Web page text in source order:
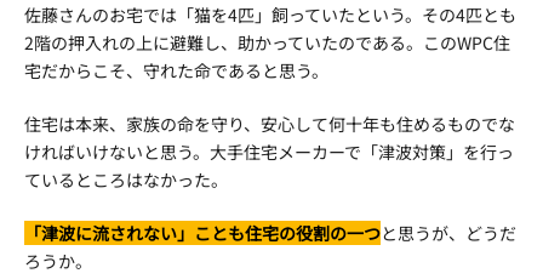
佐藤さんのお宅では「猫を4匹」飼っていたという。その4匹とも
2階の押入れの上に避難し、助かっていたのである。このWPC住
宅だからこそ、守れた命であると思う。
住宅は本来、家族の命を守り、安心して何十年も住めるものでな
ければいけないと思う。大手住宅メーカーで「津波対策」を行っ
ているところはなかった。
「津波に流されない」ことも住宅の役割の一つと思うが、どうだ
ろうか。